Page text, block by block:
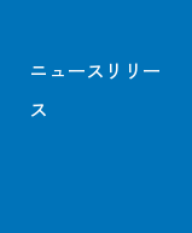
ニュースリリー
ス